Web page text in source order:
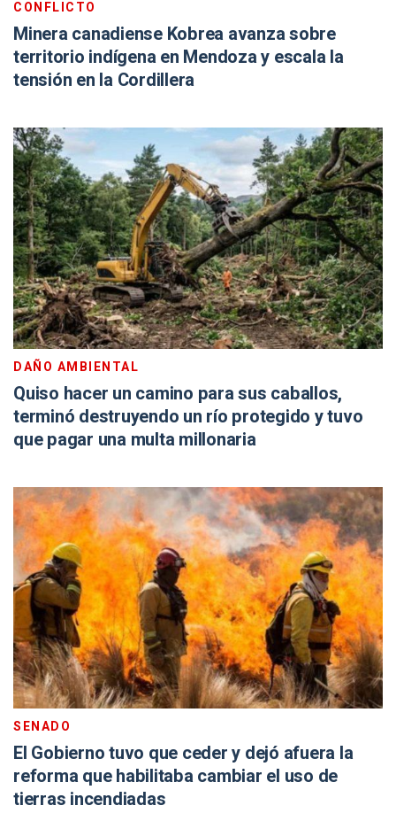
CONFLICTO
Minera canadiense Kobrea avanza sobre
territorio indígena en Mendoza y escala la
tensión en la Cordillera
DAÑO AMBIENTAL
Quiso hacer un camino para sus caballos,
terminó destruyendo un río protegido y tuvo
que pagar una multa millonaria
SENADO
El Gobierno tuvo que ceder y dejó afuera la
reforma que habilitaba cambiar el uso de
tierras incendiadas